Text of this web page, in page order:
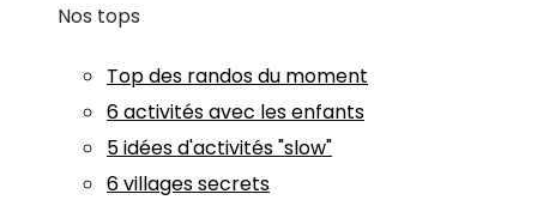
Nos tops
Top des randos du moment
6 activités avec les enfants
5 idées d'activités "slow"
6 villages secrets